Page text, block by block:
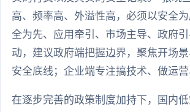
高、频率高、外溢性高，必须以安全
全为先、应用牵引、市场主导、政府
动，建议政府端把握边界，聚焦开场
安全底线；企业端专注搞技术、做运营
在逐步完善的政策制度加持下，国内